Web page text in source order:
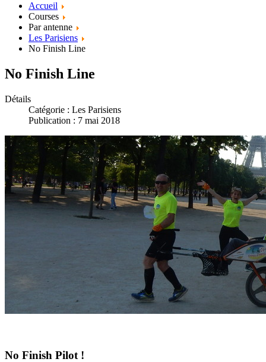
Accueil
Courses
Par antenne
Les Parisiens
No Finish Line
No Finish Line
Détails
Catégorie : Les Parisiens
Publication : 7 mai 2018
No Finish Pilot !